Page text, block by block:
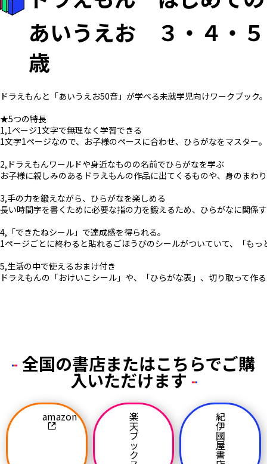
あいうえお ３・４・５
歳
ドラえもんと「あいうえお50音」が学べる未就学児向けワークブッ
★5つの特長
1,1ページ1文字で無理なく学習できる
1文字1ページなので、お子様のペースに合わせ、ひらがなをマスター。
2,ドラえもんワールドや身近なものの名前でひらがなを学ぶ
お子様に親しみのあるドラえもんの作品に出てくるものや、身のま
3,手の力を鍛えながら、ひらがなを楽しめる
長い時間字を書くために必要な指の力を鍛えるため、ひらがなに関係
4,「できたねシール」で達成感を得られる。
1ページごとに終わると貼れるごほうびのシールがついていて、「も
5,生活の中で使えるおまけ付き
ドラえもんの「おけいこシール」や、「ひらがな表」、切り取って作
全国の書店またはこちらでご購
入いただけます
amazon 楽
天
ブ
ッ
ク
紀
伊
國
屋
書